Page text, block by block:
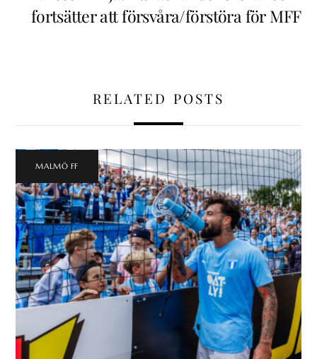
fortsätter att försvåra/förstöra för MFF
RELATED POSTS
MALMÖ FF